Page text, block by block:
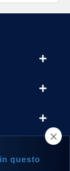
questo